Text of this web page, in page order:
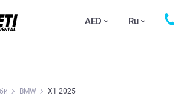
AED Ru
BMW X1 2025